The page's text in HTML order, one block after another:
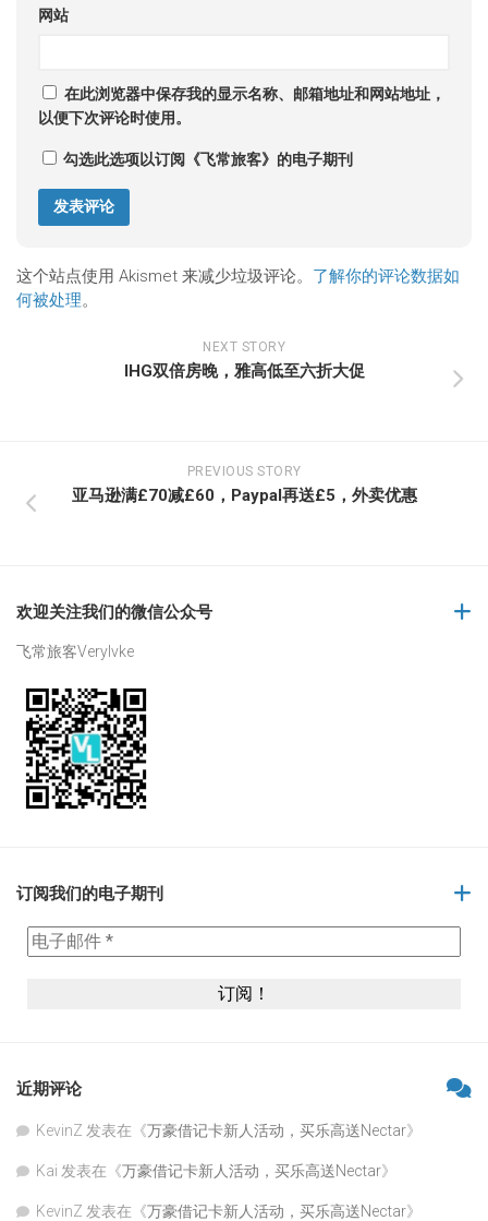
网站
在此浏览器中保存我的显示名称、邮箱地址和网站地址，
以便下次评论时使用。
勾选此选项以订阅《飞常旅客》的电子期刊
这个站点使用 Akismet 来减少垃圾评论。 了解你的评论数据如
何被处理。
NEXT STORY
IHG双倍房晚，雅高低至六折大促
PREVIOUS STORY
亚马逊满£70减£60，Paypal再送£5，外卖优惠
欢迎关注我们的微信公众号
飞常旅客Verylvke
订阅我们的电子期刊
近期评论
KevinZ 发表在《万豪借记卡新人活动，买乐高送Nectar》
Kai 发表在《万豪借记卡新人活动，买乐高送Nectar》
KevinZ 发表在《万豪借记卡新人活动，买乐高送Nectar》